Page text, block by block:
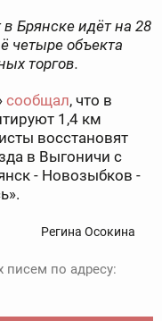
Брянске идёт на 28
четыре объекта
торгов.
сообщал, что в
1,4 км
восстановят
в Выгоничи с
- Новозыбков -
Регина Осокина
писем по адресу: